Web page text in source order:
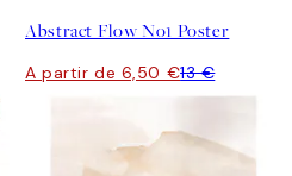
Abstract Flow No1 Poster
A partir de 6,50 €13 €